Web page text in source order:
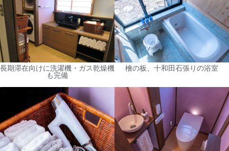
長期滞在向けに洗濯機・ガス乾燥機
も完備
檜の板、十和田石張りの浴室